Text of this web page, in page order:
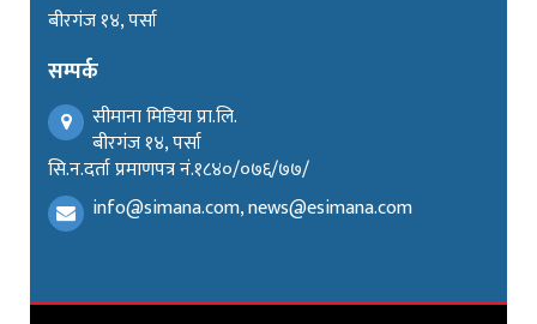
बीरगंज १४, पर्सा
सम्पर्क
सीमाना मिडिया प्रा.लि.
बीरगंज १४, पर्सा
सि.न.दर्ता प्रमाणपत्र नं.१८४०/०७६/७७/
info@simana.com, news@esimana.com